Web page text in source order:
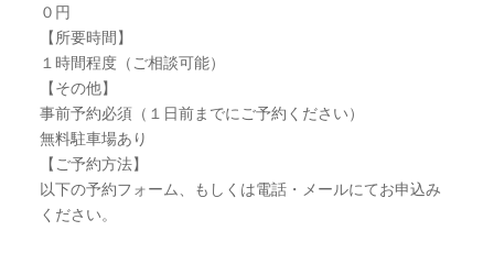
０円
【所要時間】
１時間程度（ご相談可能）
【その他】
事前予約必須（１日前までにご予約ください）
無料駐車場あり
【ご予約方法】
以下の予約フォーム、もしくは電話・メールにてお申込み
ください。